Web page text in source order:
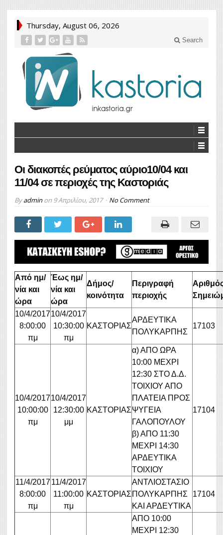
Thursday, August 06, 2026
Search
Οι διακοπές ρεύματος αύριο10/04 και
11/04 σε περιοχές της Καστοριάς
Byadminon 9 Απριλίου, 2017 No Comment
Από ημ/
νία και
ώρα
Έως ημ/
νία και
ώρα
Δήμος/
κοινότητα
Περιγραφή
περιοχής
10/4/2017
8:00:00
πμ
10/4/2017
10:30:00
πμ
ΚΑΣΤΟΡΙΑΣ
ΑΡΔΕΥΤΙΚΑ
ΠΟΛΥΚΑΡΠΗΣ
17103
10/4/2017
10:00:00
πμ
10/4/2017
12:30:00
μμ
ΚΑΣΤΟΡΙΑΣ
α) ΑΠΟ ΩΡΑ
10:00 ΜΕΧΡΙ
12:30 ΣΤΟ Δ.Δ.
ΤΟΙΧΙΟΥ ΑΠΟ
ΠΛΑΤΕΙΑ ΠΡΟΣ
ΨΥΓΕΙΑ
ΓΑΛΟΠΟΥΛΟΥ
β) ΑΠΟ 11:30
ΜΕΧΡΙ 14:30
ΑΡΔΕΥΤΙΚΑ
ΤΟΙΧΙΟΥ
17104
11/4/2017
8:00:00
πμ
11/4/2017
11:00:00
πμ
ΚΑΣΤΟΡΙΑΣ
ΑΝΤΛΙΟΣΤΑΣΙΟ
ΠΟΛΥΚΑΡΠΗΣ
ΚΑΙ ΑΡΔΕΥΤΙΚΑ
17104
ΑΠΟ 10:00
ΜΕΧΡΙ 12:30